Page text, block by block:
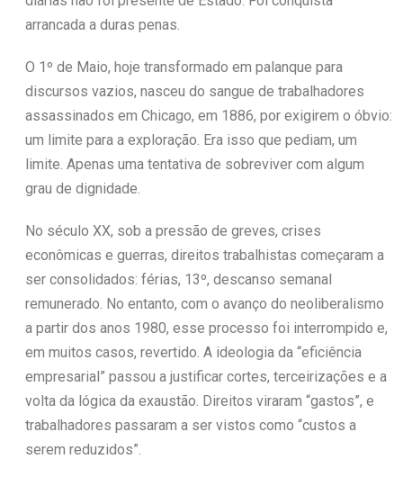
arrancada a duras penas.
O 1º de Maio, hoje transformado em palanque para
discursos vazios, nasceu do sangue de trabalhadores
assassinados em Chicago, em 1886, por exigirem o óbvio:
um limite para a exploração. Era isso que pediam, um
limite. Apenas uma tentativa de sobreviver com algum
grau de dignidade.
No século XX, sob a pressão de greves, crises
econômicas e guerras, direitos trabalhistas começaram a
ser consolidados: férias, 13º, descanso semanal
remunerado. No entanto, com o avanço do neoliberalismo
a partir dos anos 1980, esse processo foi interrompido e,
em muitos casos, revertido. A ideologia da “eficiência
empresarial” passou a justificar cortes, terceirizações e a
volta da lógica da exaustão. Direitos viraram “gastos”, e
trabalhadores passaram a ser vistos como “custos a
serem reduzidos”.